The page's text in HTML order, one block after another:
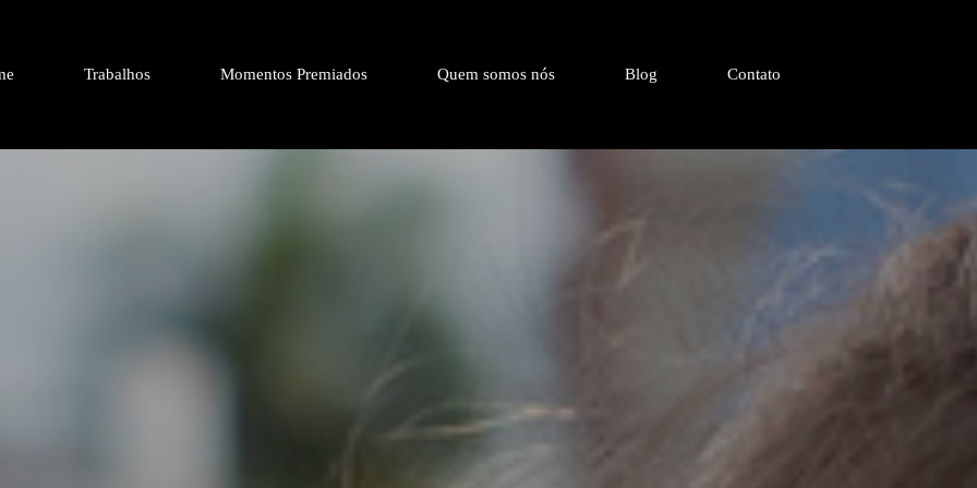
Trabalhos Momentos Premiados Quem somos nós Blog Contato